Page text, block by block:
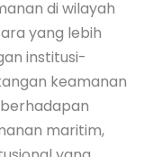
di wilayah
yang lebih
institusi-
keamanan
maritim,